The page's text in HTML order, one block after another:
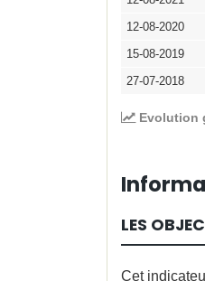
12-08-2020
15-08-2019
27-07-2018
Evolution
LES
Cet